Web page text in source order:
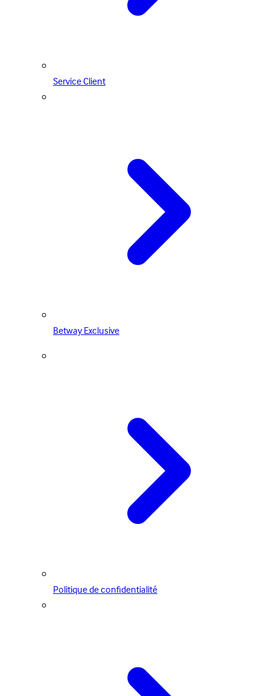
Service Client
Betway Exclusive
Politique de confidentialité